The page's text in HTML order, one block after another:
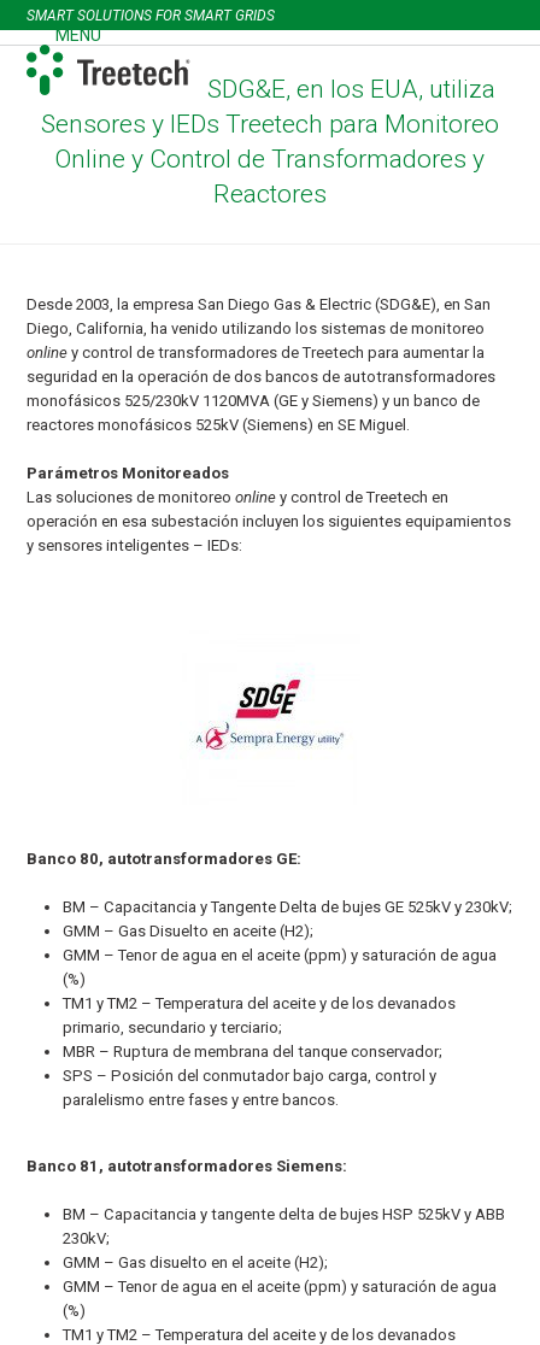
Skip
to
content
SMART SOLUTIONS FOR SMART GRIDS
MENU
Open
mobile
menu
Close
mobile
menu
SDG&E, en los EUA, utiliza
Sensores y IEDs Treetech para Monitoreo
Online y Control de Transformadores y
Reactores
Desde 2003, la empresa San Diego Gas & Electric (SDG&E), en San
Diego, California, ha venido utilizando los sistemas de monitoreo
online y control de transformadores de Treetech para aumentar la
seguridad en la operación de dos bancos de autotransformadores
monofásicos 525/230kV 1120MVA (GE y Siemens) y un banco de
reactores monofásicos 525kV (Siemens) en SE Miguel.
Parámetros Monitoreados
Las soluciones de monitoreoonline y control de Treetech en
operación en esa subestación incluyen los siguientes equipamientos
y sensores inteligentes – IEDs:
Banco 80, autotransformadores GE:
BM – Capacitancia y Tangente Delta de bujes GE 525kV y 230kV;
GMM – Gas Disuelto en aceite (H2);
GMM – Tenor de agua en el aceite (ppm) y saturación de agua
(%)
TM1 y TM2 – Temperatura del aceite y de los devanados
primario, secundario y terciario;
MBR – Ruptura de membrana del tanque conservador;
SPS – Posición del conmutador bajo carga, control y
paralelismo entre fases y entre bancos.
Banco 81, autotransformadores Siemens:
BM – Capacitancia y tangente delta de bujes HSP 525kV y ABB
230kV;
GMM – Gas disuelto en el aceite (H2);
GMM – Tenor de agua en el aceite (ppm) y saturación de agua
(%)
TM1 y TM2 – Temperatura del aceite y de los devanados